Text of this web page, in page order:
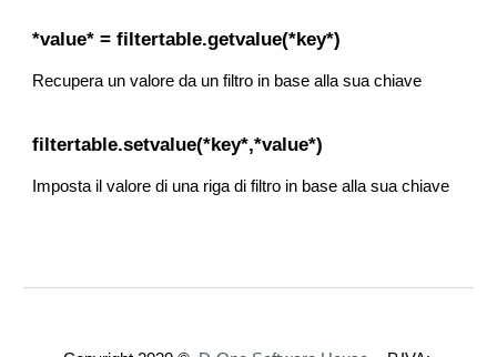
*value* = filtertable.getvalue(*key*)
Recupera un valore da un filtro in base alla sua chiave
filtertable.setvalue(*key*,*value*)
Imposta il valore di una riga di filtro in base alla sua chiave